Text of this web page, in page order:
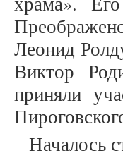
Леонид
Виктор
приняли
Началось